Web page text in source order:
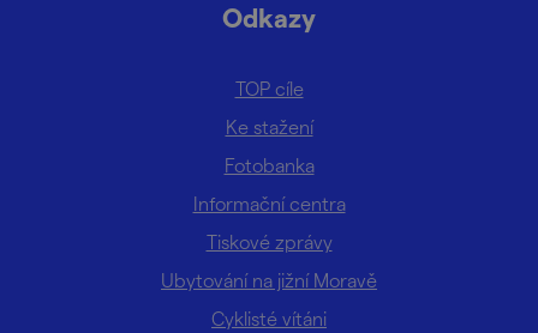
Odkazy
TOP cíle
Ke stažení
Fotobanka
Informační centra
Tiskové zprávy
Ubytování na jižní Moravě
Cyklisté vítáni